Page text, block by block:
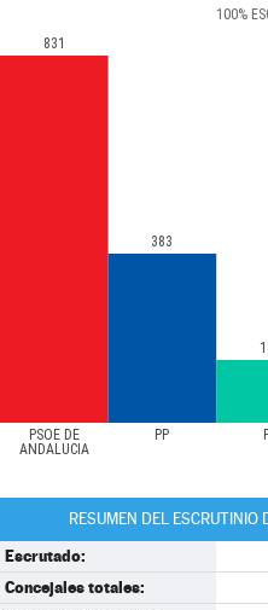
100%
PSOE DE
ANDALUCIA
PP
831
383
RESUMEN DEL ESCRUTINIO
Escrutado:
Concejales totales: